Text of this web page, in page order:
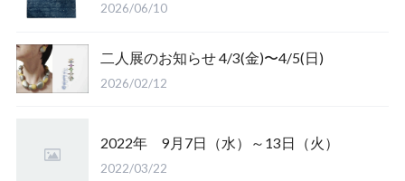
2026/06/10
二人展のお知らせ 4/3(金)〜4/5(日)
2026/02/12
2022年 9月7日（水）～13日（火）
2022/03/22